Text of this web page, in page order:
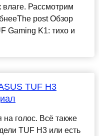
влаге. Рассмотрим
post Обзор
Gaming K1: тихо и
TUF H3
голос. Всё также
TUF H3 или есть